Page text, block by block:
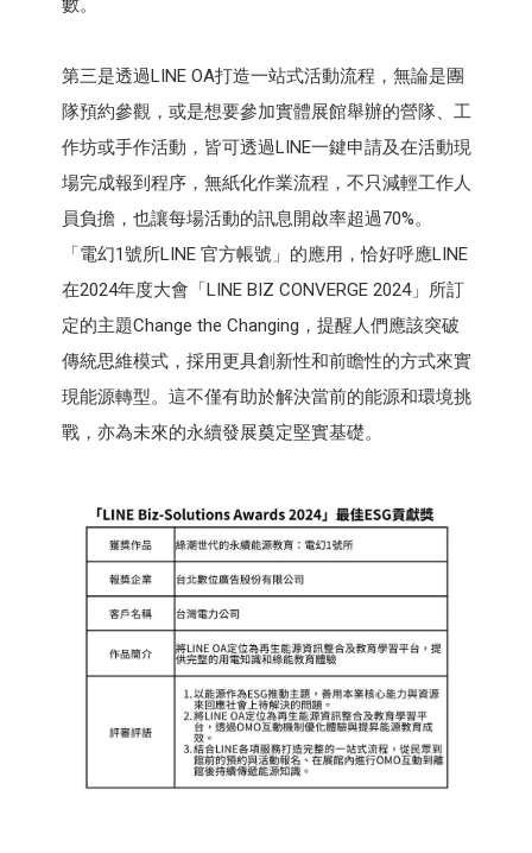
數。
第三是透過LINE OA打造一站式活動流程，無論是團
隊預約參觀，或是想要參加實體展館舉辦的營隊、工
作坊或手作活動，皆可透過LINE一鍵申請及在活動現
場完成報到程序，無紙化作業流程，不只減輕工作人
員負擔，也讓每場活動的訊息開啟率超過70%。
「電幻1號所LINE 官方帳號」的應用，恰好呼應LINE
在2024年度大會「LINE BIZ CONVERGE 2024」所訂
定的主題Change the Changing，提醒人們應該突破
傳統思維模式，採用更具創新性和前瞻性的方式來實
現能源轉型。這不僅有助於解決當前的能源和環境挑
戰，亦為未來的永續發展奠定堅實基礎。